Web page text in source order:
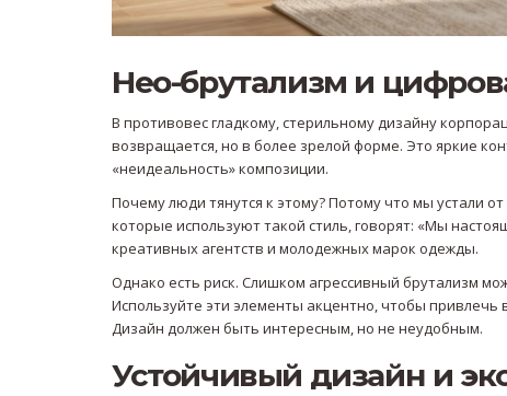
Нео-брутализм и
В противовес гладкому, стерильному дизайну
возвращается, но в более зрелой форме. Это яркие
«неидеальность» композиции.
Почему люди тянутся к этому? Потому что мы устали
которые используют такой стиль, говорят: «Мы
креативных агентств и молодежных марок одежды.
Однако есть риск. Слишком агрессивный брутализм
Используйте эти элементы акцентно, чтобы привлечь
Дизайн должен быть интересным, но не неудобным.
Устойчивый дизайн и